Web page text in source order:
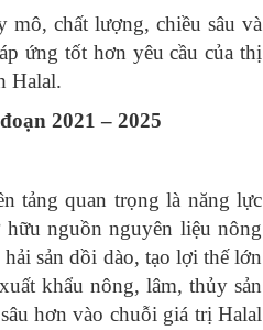
mô, chất lượng, chiều sâu và
ứng tốt hơn yêu cầu của thị
Halal.
2021 – 2025
tảng quan trọng là năng lực
nguồn nguyên liệu nông
sản dồi dào, tạo lợi thế lớn
khẩu nông, lâm, thủy sản
hơn vào chuỗi giá trị Halal